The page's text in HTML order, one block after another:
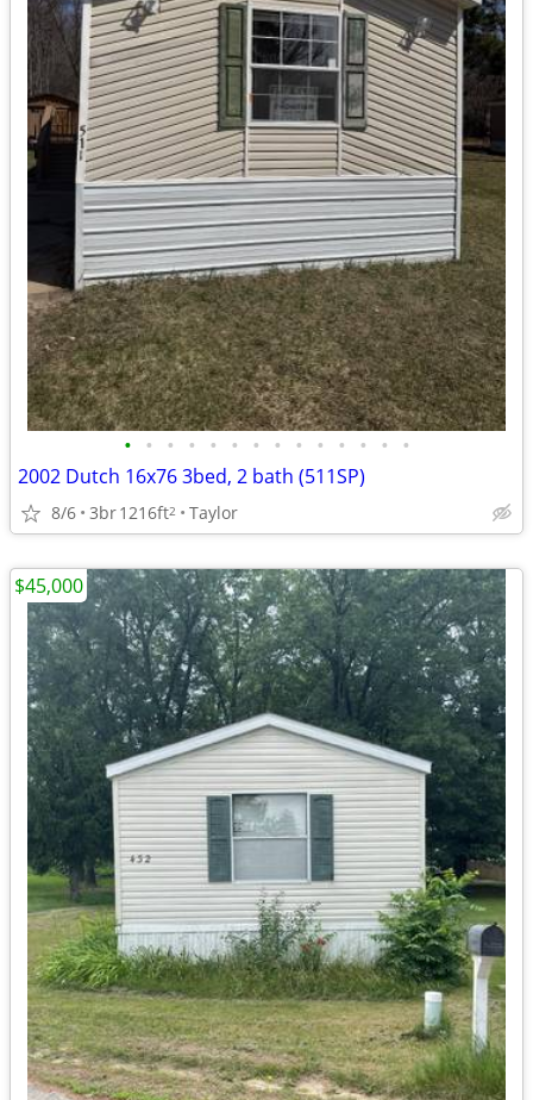
• • • • • • • • • • • • • •
2002 Dutch 16x76 3bed, 2 bath (511SP)
8/6 3br1216ft2 Taylor
$45,000